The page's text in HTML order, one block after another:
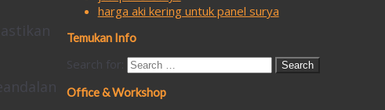
harga aki kering untuk panel surya
Temukan Info
Search for:
Office & Workshop